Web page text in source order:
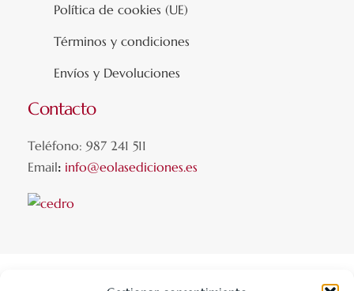
Política de cookies (UE)
Términos y condiciones
Envíos y Devoluciones
Contacto
Teléfono: 987 241 511
Email: info@eolasediciones.es